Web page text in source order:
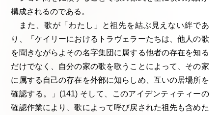
構成されるのである。
また、歌が「わたし」と祖先を結ぶ見えない絆であ
り、「ケイリーにおけるトラヴェラーたちは、他人の歌
を聞きながらよその名字集団に属する他者の存在を知る
だけでなく、自分の家の歌を歌うことによって、その家
に属する自己の存在を外部に知らしめ、互いの居場所を
確認する。」(141) そして、このアイデンティティーの
確認作業により、歌によって呼び戻された祖先も含めた